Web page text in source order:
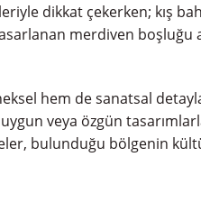
dikkat çekerken; kış
merdiven boşluğu
hem de sanatsal
veya özgün
bulunduğu bölgenin